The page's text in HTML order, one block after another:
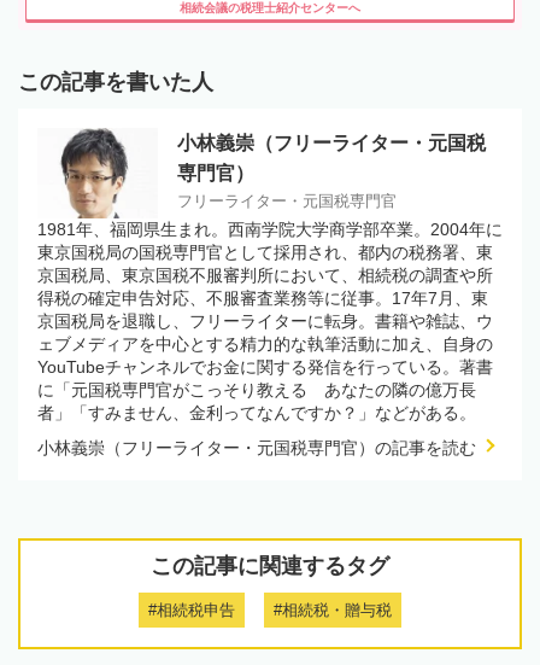
相続会議の税理士紹介センターへ
この記事を書いた人
小林義崇（フリーライター・元国税
専門官）
フリーライター・元国税専門官
1981年、福岡県生まれ。西南学院大学商学部卒業。2004年に
東京国税局の国税専門官として採用され、都内の税務署、東
京国税局、東京国税不服審判所において、相続税の調査や所
得税の確定申告対応、不服審査業務等に従事。17年7月、東
京国税局を退職し、フリーライターに転身。書籍や雑誌、ウ
ェブメディアを中心とする精力的な執筆活動に加え、自身の
YouTubeチャンネルでお金に関する発信を行っている。著書
に「元国税専門官がこっそり教える あなたの隣の億万長
者」「すみません、金利ってなんですか？」などがある。
小林義崇（フリーライター・元国税専門官）の記事を読む
この記事に関連するタグ
#相続税申告 #相続税・贈与税